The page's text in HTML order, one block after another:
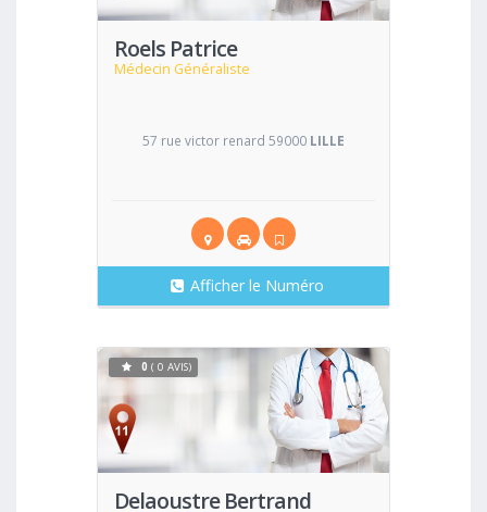
Roels Patrice
Médecin Généraliste
57 rue victor renard 59000 LILLE
Afficher le Numéro
Delaoustre Bertrand
Voir
0 ( 0 AVIS)